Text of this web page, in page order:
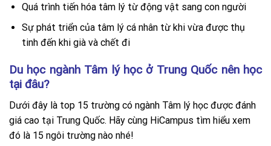
Quá trình tiến hóa tâm lý từ động vật sang con người
Sự phát triển của tâm lý cá nhân từ khi vừa được thụ
tinh đến khi già và chết đi
Du học ngành Tâm lý học ở Trung Quốc nên học
tại đâu?
Dưới đây là top 15 trường có ngành Tâm lý học được đánh
giá cao tại Trung Quốc. Hãy cùng HiCampus tìm hiểu xem
đó là 15 ngôi trường nào nhé!